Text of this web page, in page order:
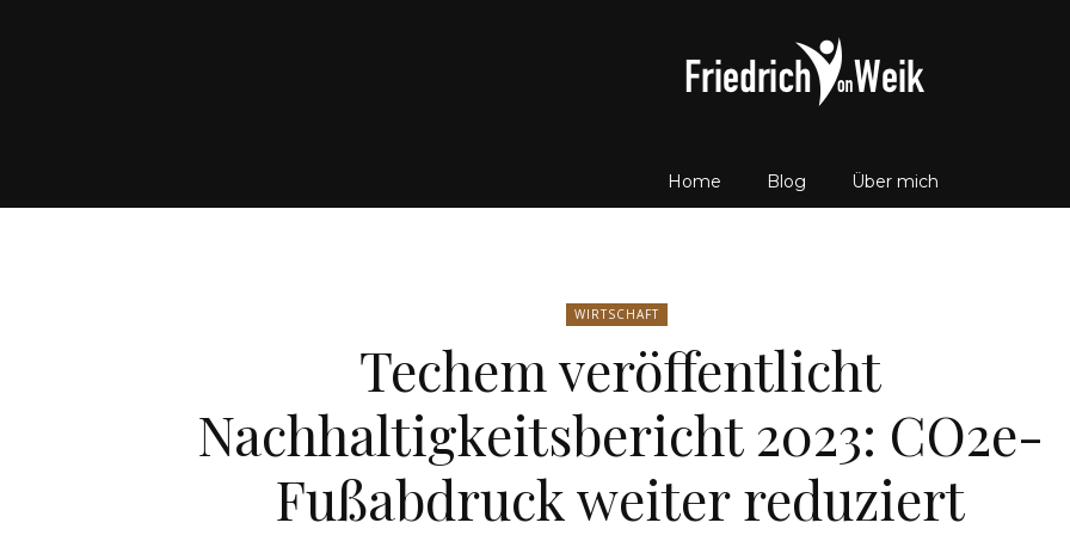
Friedrich
von
Weik
Home Blog Über mich
WIRTSCHAFT
Techem veröffentlicht
Nachhaltigkeitsbericht 2023: CO2e-
Fußabdruck weiter reduziert